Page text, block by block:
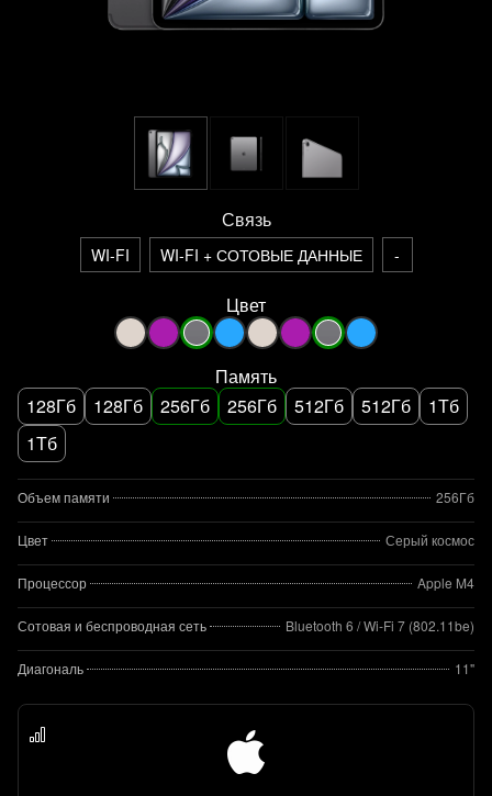
Связь
WI-FI WI-FI + СОТОВЫЕ ДАННЫЕ -
Цвет
Память
128Гб
128Гб 256Гб 256Гб 512Гб 512Гб
1Тб
1Тб
Объем памяти 256Гб
Цвет Серый космос
Процессор Apple M4
Сотовая и беспроводная сеть Bluetooth 6 / Wi‑Fi 7 (802.11be)
Диагональ 11"